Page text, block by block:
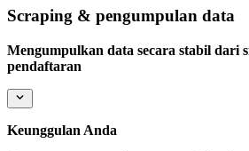
Scraping & pengumpulan data
Mengumpulkan data secara stabil dari
pendaftaran
Keunggulan Anda